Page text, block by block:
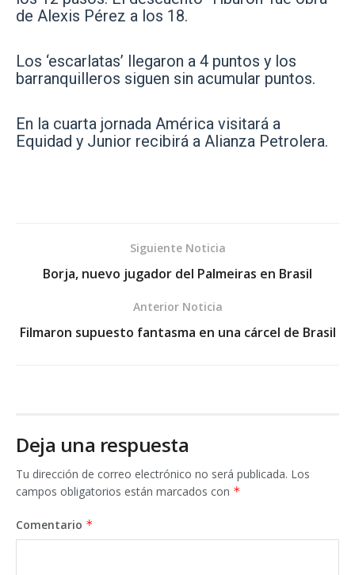
de Alexis Pérez a los 18.
Los ‘escarlatas’ llegaron a 4 puntos y los
barranquilleros siguen sin acumular puntos.
En la cuarta jornada América visitará a
Equidad y Junior recibirá a Alianza Petrolera.
Siguiente Noticia
Borja, nuevo jugador del Palmeiras en Brasil
Anterior Noticia
Filmaron supuesto fantasma en una cárcel de Brasil
Deja una respuesta
Tu dirección de correo electrónico no será publicada. Los
campos obligatorios están marcados con *
Comentario *